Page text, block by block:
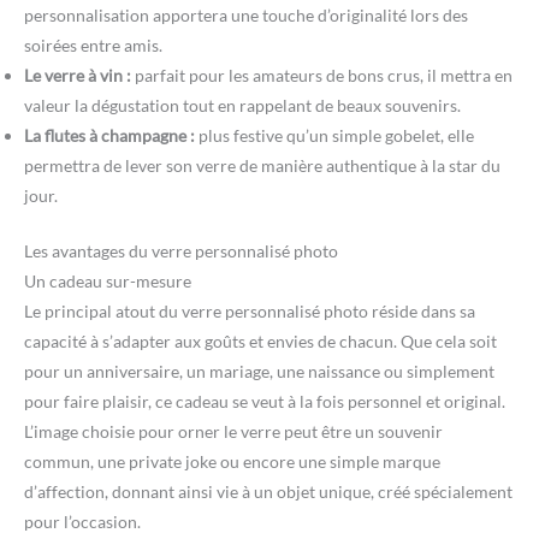
personnalisation apportera une touche d’originalité lors des
soirées entre amis.
Le verre à vin : parfait pour les amateurs de bons crus, il mettra en
valeur la dégustation tout en rappelant de beaux souvenirs.
La flutes à champagne : plus festive qu’un simple gobelet, elle
permettra de lever son verre de manière authentique à la star du
jour.
Les avantages du verre personnalisé photo
Un cadeau sur-mesure
Le principal atout du verre personnalisé photo réside dans sa
capacité à s’adapter aux goûts et envies de chacun. Que cela soit
pour un anniversaire, un mariage, une naissance ou simplement
pour faire plaisir, ce cadeau se veut à la fois personnel et original.
L’image choisie pour orner le verre peut être un souvenir
commun, une private joke ou encore une simple marque
d’affection, donnant ainsi vie à un objet unique, créé spécialement
pour l’occasion.